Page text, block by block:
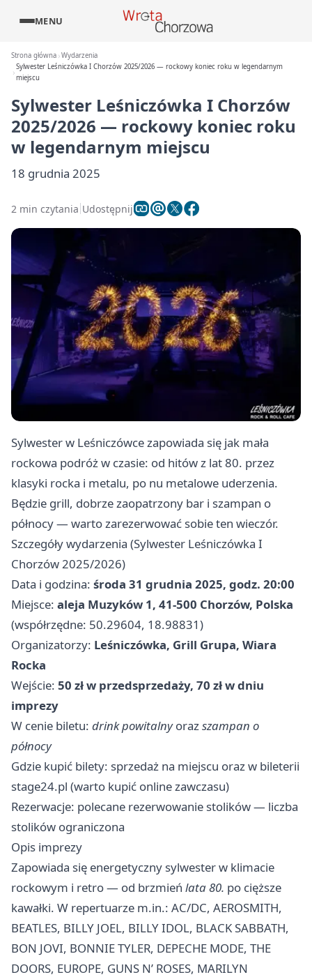
MENU
Strona główna Wydarzenia
Sylwester Leśniczówka I Chorzów 2025/2026 — rockowy koniec roku w legendarnym
miejscu
Sylwester Leśniczówka I Chorzów
2025/2026 — rockowy koniec roku
w legendarnym miejscu
18 grudnia 2025
2 min czytania Udostępnij
Sylwester w Leśniczówce zapowiada się jak mała
rockowa podróż w czasie: od hitów z lat 80. przez
klasyki rocka i metalu, po nu metalowe uderzenia.
Będzie grill, dobrze zaopatrzony bar i szampan o
północy — warto zarezerwować sobie ten wieczór.
Szczegóły wydarzenia (Sylwester Leśniczówka I
Chorzów 2025/2026)
Data i godzina: środa 31 grudnia 2025, godz. 20:00
Miejsce: aleja Muzyków 1, 41-500 Chorzów, Polska
(współrzędne: 50.29604, 18.98831)
Organizatorzy: Leśniczówka, Grill Grupa, Wiara
Rocka
Wejście: 50 zł w przedsprzedaży, 70 zł w dniu
imprezy
W cenie biletu: drink powitalnyorazszampan o
północy
Gdzie kupić bilety: sprzedaż na miejscu oraz w bileterii
stage24.pl (warto kupić online zawczasu)
Rezerwacje: polecane rezerwowanie stolików — liczba
stolików ograniczona
Opis imprezy
Zapowiada się energetyczny sylwester w klimacie
rockowym i retro — od brzmień lata 80. po cięższe
kawałki. W repertuarze m.in.: AC/DC, AEROSMITH,
BEATLES, BILLY JOEL, BILLY IDOL, BLACK SABBATH,
BON JOVI, BONNIE TYLER, DEPECHE MODE, THE
DOORS, EUROPE, GUNS N’ ROSES, MARILYN